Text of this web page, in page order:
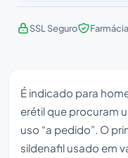
SSL Seguro
É indicado para
erétil que procuram
uso “a pedido”. O
sildenafil usado em